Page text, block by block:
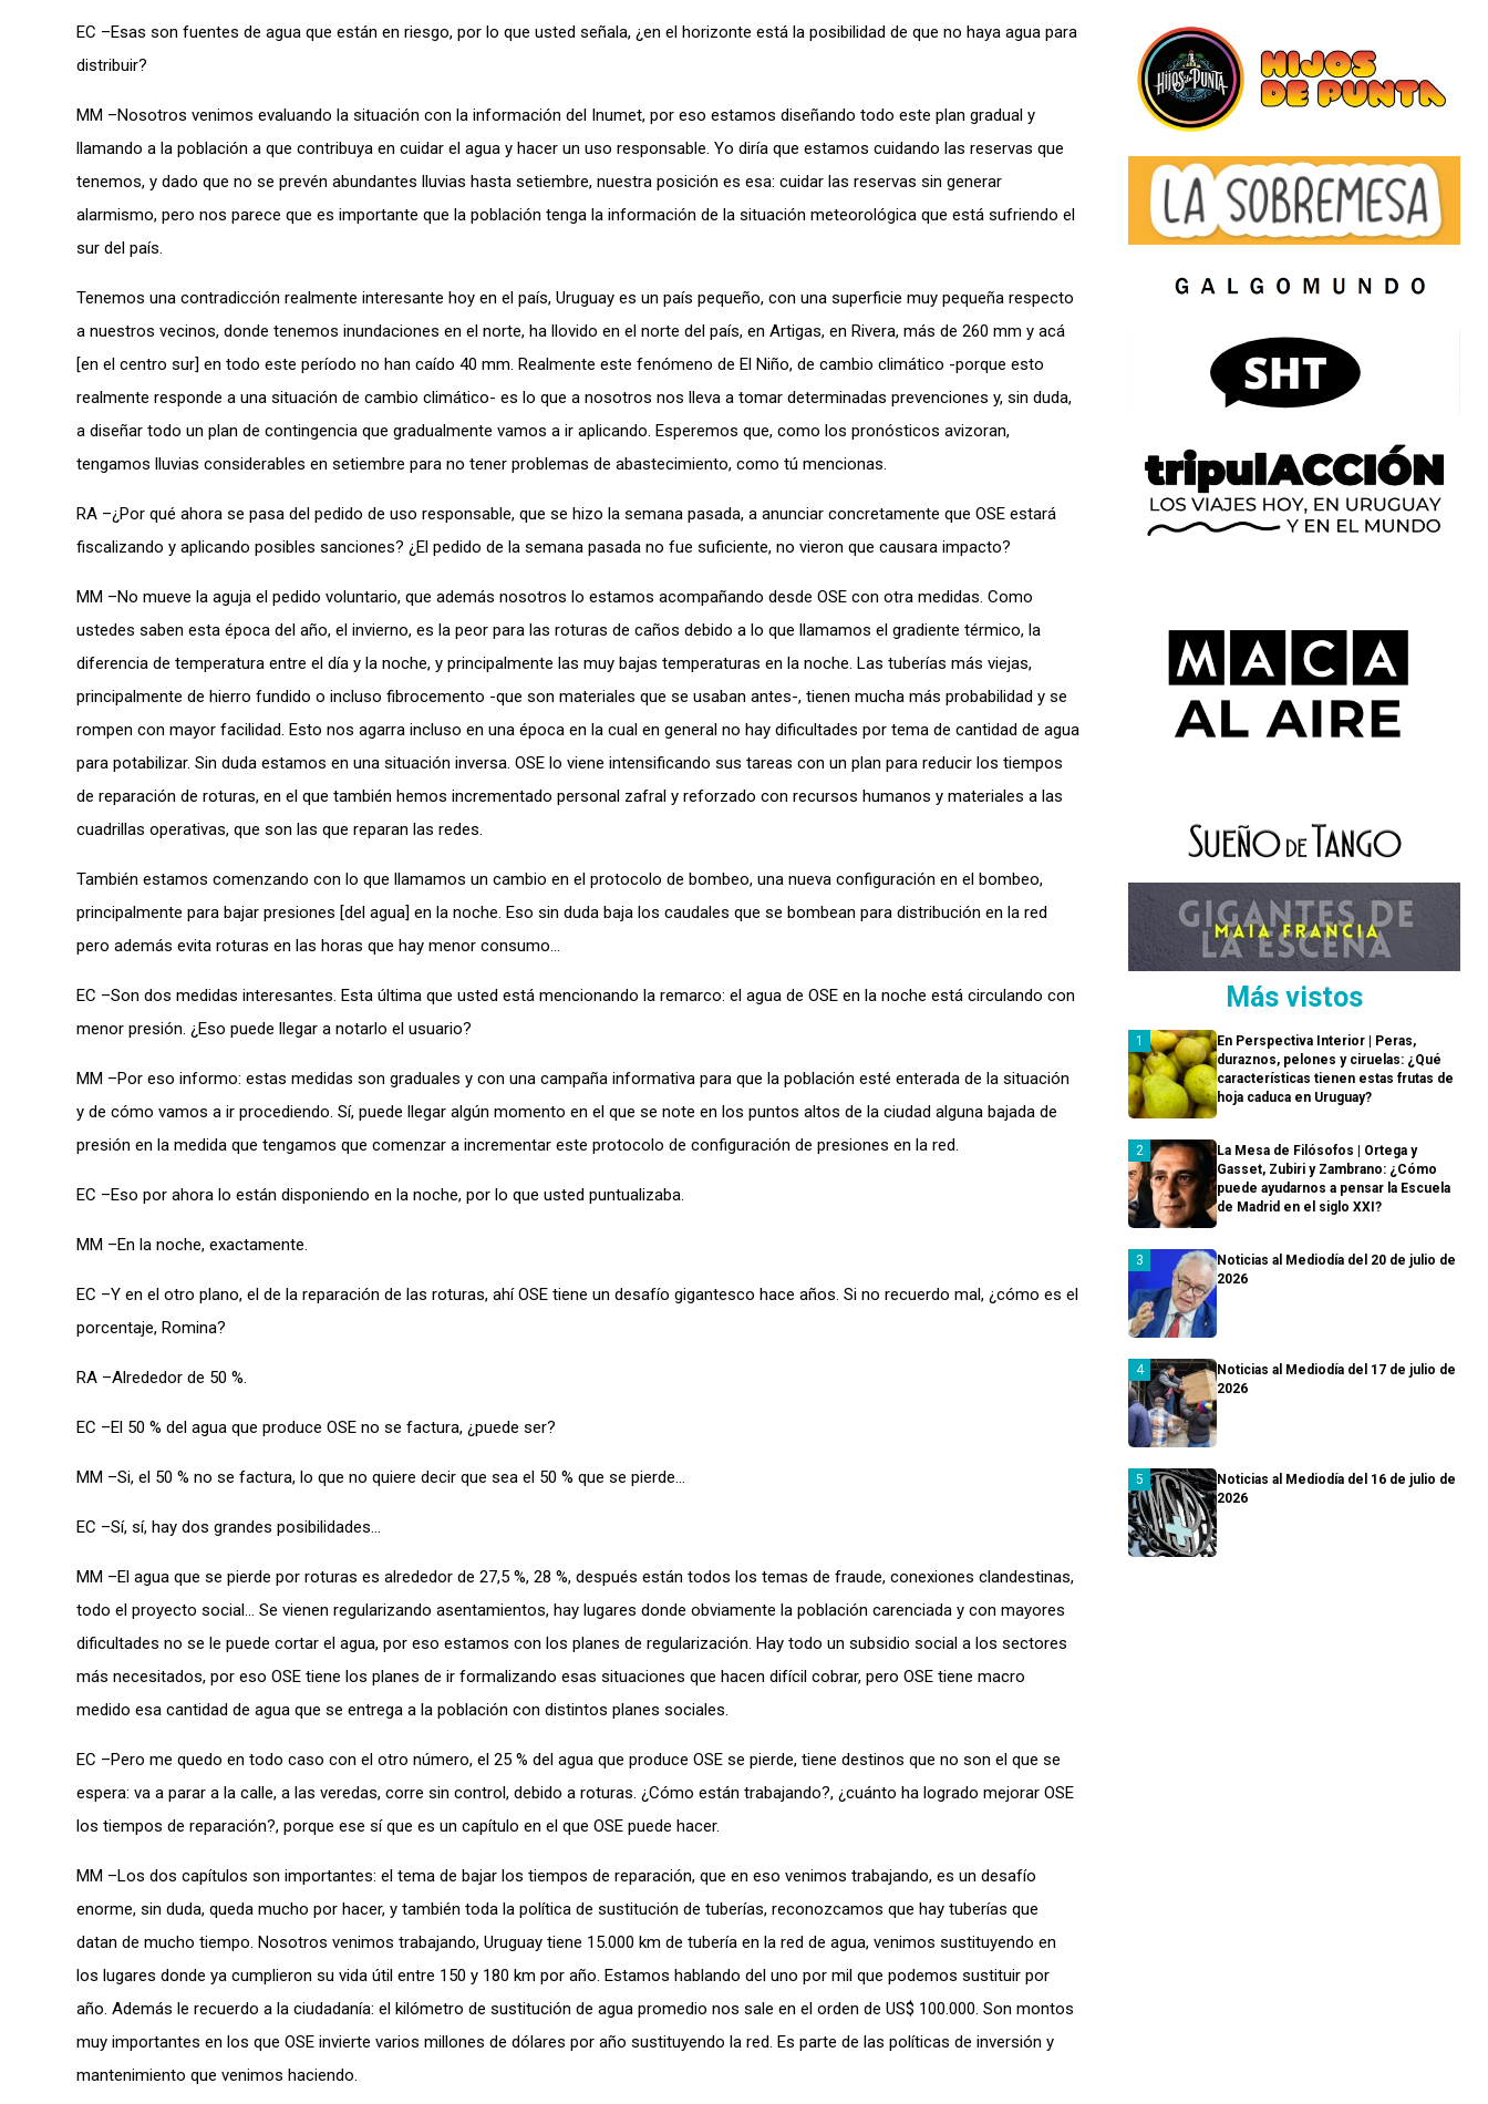
EC –Esas son fuentes de agua que están en riesgo, por lo que usted señala, ¿en el horizonte está la posibilidad de que no haya agua para
distribuir?
MM –Nosotros venimos evaluando la situación con la información del Inumet, por eso estamos diseñando todo este plan gradual y
llamando a la población a que contribuya en cuidar el agua y hacer un uso responsable. Yo diría que estamos cuidando las reservas que
tenemos, y dado que no se prevén abundantes lluvias hasta setiembre, nuestra posición es esa: cuidar las reservas sin generar
alarmismo, pero nos parece que es importante que la población tenga la información de la situación meteorológica que está sufriendo el
sur del país.
Tenemos una contradicción realmente interesante hoy en el país, Uruguay es un país pequeño, con una superficie muy pequeña respecto
a nuestros vecinos, donde tenemos inundaciones en el norte, ha llovido en el norte del país, en Artigas, en Rivera, más de 260 mm y acá
[en el centro sur] en todo este período no han caído 40 mm. Realmente este fenómeno de El Niño, de cambio climático -porque esto
realmente responde a una situación de cambio climático- es lo que a nosotros nos lleva a tomar determinadas prevenciones y, sin duda,
a diseñar todo un plan de contingencia que gradualmente vamos a ir aplicando. Esperemos que, como los pronósticos avizoran,
tengamos lluvias considerables en setiembre para no tener problemas de abastecimiento, como tú mencionas.
RA –¿Por qué ahora se pasa del pedido de uso responsable, que se hizo la semana pasada, a anunciar concretamente que OSE estará
fiscalizando y aplicando posibles sanciones? ¿El pedido de la semana pasada no fue suficiente, no vieron que causara impacto?
MM –No mueve la aguja el pedido voluntario, que además nosotros lo estamos acompañando desde OSE con otra medidas. Como
ustedes saben esta época del año, el invierno, es la peor para las roturas de caños debido a lo que llamamos el gradiente térmico, la
diferencia de temperatura entre el día y la noche, y principalmente las muy bajas temperaturas en la noche. Las tuberías más viejas,
principalmente de hierro fundido o incluso fibrocemento -que son materiales que se usaban antes-, tienen mucha más probabilidad y se
rompen con mayor facilidad. Esto nos agarra incluso en una época en la cual en general no hay dificultades por tema de cantidad de agua
para potabilizar. Sin duda estamos en una situación inversa. OSE lo viene intensificando sus tareas con un plan para reducir los tiempos
de reparación de roturas, en el que también hemos incrementado personal zafral y reforzado con recursos humanos y materiales a las
cuadrillas operativas, que son las que reparan las redes.
También estamos comenzando con lo que llamamos un cambio en el protocolo de bombeo, una nueva configuración en el bombeo,
principalmente para bajar presiones [del agua] en la noche. Eso sin duda baja los caudales que se bombean para distribución en la red
pero además evita roturas en las horas que hay menor consumo…
EC –Son dos medidas interesantes. Esta última que usted está mencionando la remarco: el agua de OSE en la noche está circulando con
menor presión. ¿Eso puede llegar a notarlo el usuario?
MM –Por eso informo: estas medidas son graduales y con una campaña informativa para que la población esté enterada de la situación
y de cómo vamos a ir procediendo. Sí, puede llegar algún momento en el que se note en los puntos altos de la ciudad alguna bajada de
presión en la medida que tengamos que comenzar a incrementar este protocolo de configuración de presiones en la red.
EC –Eso por ahora lo están disponiendo en la noche, por lo que usted puntualizaba.
MM –En la noche, exactamente.
EC –Y en el otro plano, el de la reparación de las roturas, ahí OSE tiene un desafío gigantesco hace años. Si no recuerdo mal, ¿cómo es el
porcentaje, Romina?
RA –Alrededor de 50 %.
EC –El 50 % del agua que produce OSE no se factura, ¿puede ser?
MM –Si, el 50 % no se factura, lo que no quiere decir que sea el 50 % que se pierde…
EC –Sí, sí, hay dos grandes posibilidades…
MM –El agua que se pierde por roturas es alrededor de 27,5 %, 28 %, después están todos los temas de fraude, conexiones clandestinas,
todo el proyecto social… Se vienen regularizando asentamientos, hay lugares donde obviamente la población carenciada y con mayores
dificultades no se le puede cortar el agua, por eso estamos con los planes de regularización. Hay todo un subsidio social a los sectores
más necesitados, por eso OSE tiene los planes de ir formalizando esas situaciones que hacen difícil cobrar, pero OSE tiene macro
medido esa cantidad de agua que se entrega a la población con distintos planes sociales.
EC –Pero me quedo en todo caso con el otro número, el 25 % del agua que produce OSE se pierde, tiene destinos que no son el que se
espera: va a parar a la calle, a las veredas, corre sin control, debido a roturas. ¿Cómo están trabajando?, ¿cuánto ha logrado mejorar OSE
los tiempos de reparación?, porque ese sí que es un capítulo en el que OSE puede hacer.
MM –Los dos capítulos son importantes: el tema de bajar los tiempos de reparación, que en eso venimos trabajando, es un desafío
enorme, sin duda, queda mucho por hacer, y también toda la política de sustitución de tuberías, reconozcamos que hay tuberías que
datan de mucho tiempo. Nosotros venimos trabajando, Uruguay tiene 15.000 km de tubería en la red de agua, venimos sustituyendo en
los lugares donde ya cumplieron su vida útil entre 150 y 180 km por año. Estamos hablando del uno por mil que podemos sustituir por
año. Además le recuerdo a la ciudadanía: el kilómetro de sustitución de agua promedio nos sale en el orden de US$ 100.000. Son montos
muy importantes en los que OSE invierte varios millones de dólares por año sustituyendo la red. Es parte de las políticas de inversión y
mantenimiento que venimos haciendo.
Más vistos
En Perspectiva Interior | Peras,
duraznos, pelones y ciruelas: ¿Qué
características tienen estas frutas de
hoja caduca en Uruguay?
La Mesa de Filósofos | Ortega y
Gasset, Zubiri y Zambrano: ¿Cómo
puede ayudarnos a pensar la Escuela
de Madrid en el siglo XXI?
Noticias al Mediodía del 20 de julio de
2026
Noticias al Mediodía del 17 de julio de
2026
Noticias al Mediodía del 16 de julio de
2026